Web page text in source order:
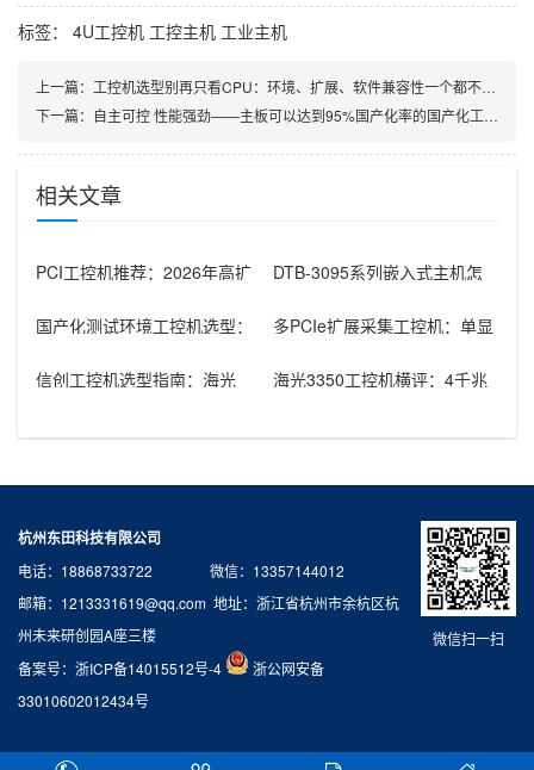
标签： 4U工控机 工控主机 工业主机
上一篇： 工控机选型别再只看CPU：环境、扩展、软件兼容性一个都不能少
下一篇： 自主可控 性能强劲——主板可以达到95%国产化率的国产化工控机推荐
相关文章
PCI工控机推荐：2026年高扩
DTB-3095系列嵌入式主机怎
国产化测试环境工控机选型：
势
多PCIe扩展采集工控机：单显
信创工控机选型指南：海光
海光3350工控机横评：4千兆
微信扫一扫
杭州东田科技有限公司
电话：18868733722 微信：13357144012
邮箱：1213331619@qq.com 地址：浙江省杭州市余杭区杭
州未来研创园A座三楼
备案号： 浙ICP备14015512号-4
浙公网安备
33010602012434号